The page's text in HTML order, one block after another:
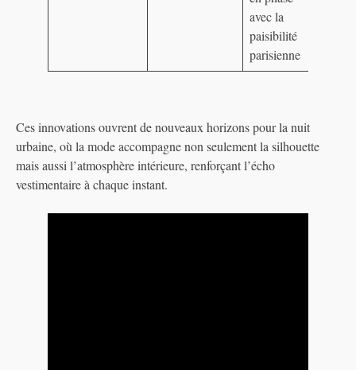
avec la
paisibilité
parisienne
Ces innovations ouvrent de nouveaux horizons pour la nuit
urbaine, où la mode accompagne non seulement la silhouette
mais aussi l’atmosphère intérieure, renforçant l’écho
vestimentaire à chaque instant.